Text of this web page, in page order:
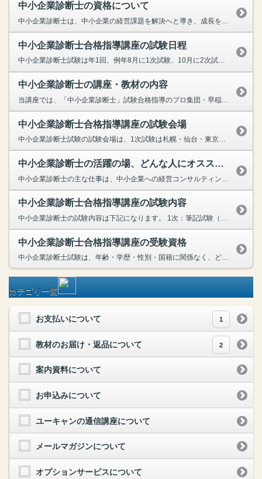
中小企業診断士の資格について
中小企業診断士は、中小企業の経営課題を解決へと導き、成長を促す”経営コンサルタント”業務が主な仕事です。経営コンサルタントとしては唯一の国家資格で、「日本版MBA」とも言われています。業界・職種...
中小企業診断士合格指導講座の試験日程
中小企業診断士試験は年1回、例年8月に1次試験、10月に2次試験が実施されます。 なお、試験の詳細につきましては、その時期の情勢や状況により日程や会場、試験の形式が変更になる場合がございま...
中小企業診断士の講座・教材の内容
中小企業診断士合格指導講座の試験会場
中小企業診断士試験の試験会場は、1次試験は札幌・仙台・東京・名古屋・金沢・大阪・広島・松山・福岡・那覇、2次試験は札幌・仙台・東京・名古屋・大阪・広島・福岡です。 ※令和７年度試験実績 ...
中小企業診断士の活躍の場、どんな人にオススメ？
中小企業診断士合格指導講座の試験内容
中小企業診断士の試験内容は下記になります。 1次：筆記試験（マークシート方式） …経済学・経済政策、財務・会計、企業経営理論、運営管理(オペレーション・マネジメント)、経営法務、経営情報...
中小企業診断士合格指導講座の受験資格
中小企業診断士試験は、年齢・学歴・性別・国籍に関係なく、どなたでも受験できます。「業界・職種問わず求められる企業の経営改善に携わる」という仕事内容の影響力の大きさから、社会的に高く評価されていま...
カテゴリ一覧
お支払いについて 1
教材のお届け・返品について 2
案内資料について
お申込みについて
ユーキャンの通信講座について
メールマガジンについて
オプションサービスについて